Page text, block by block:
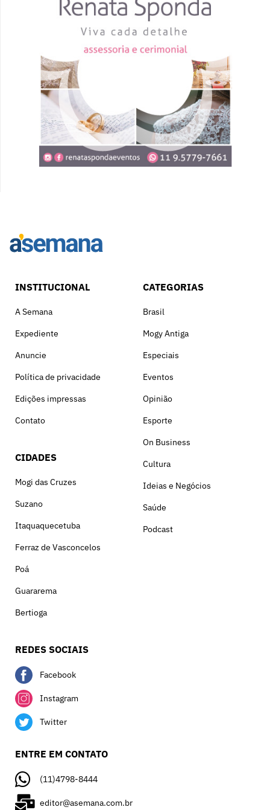
INSTITUCIONAL
A Semana
Expediente
Anuncie
Política de privacidade
Edições impressas
Contato
CIDADES
Mogi das Cruzes
Suzano
Itaquaquecetuba
Ferraz de Vasconcelos
Poá
Guararema
Bertioga
CATEGORIAS
Brasil
Mogy Antiga
Especiais
Eventos
Opinião
Esporte
On Business
Cultura
Ideias e Negócios
Saúde
Podcast
REDES SOCIAIS
Facebook
Instagram
Twitter
ENTRE EM CONTATO
(11)4798-8444
editor@asemana.com.br